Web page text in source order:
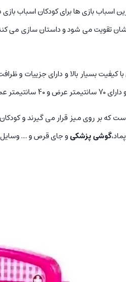
اسباب بازی ها برای کودکان اسباب
تقویت می شود و داستان سازی می
کیفیت بسیار بالا و دارای جزییات
پزشکی و دکتری است که بر روی میز قرار می
گوشی پزشکیو جای قرص و .... وسایل